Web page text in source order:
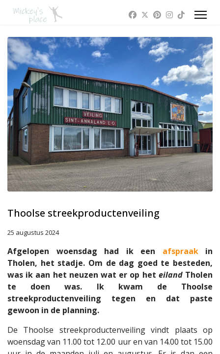
Thoolse streekproductenveiling
25 augustus 2024
Afgelopen woensdag had ik een afspraakin
Tholen, het stadje. Om de dag goed te besteden,
was ik aan het neuzen wat er op het eilandTholen
te doen was. Ik kwam de Thoolse
streekproductenveiling tegen en dat paste
gewoon in de planning.
De Thoolse streekproductenveiling vindt plaats op
woensdag van 11.00 tot 12.00 uur en van 14.00 tot 15.00